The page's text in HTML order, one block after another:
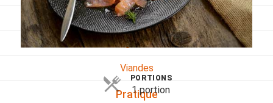
Sauces et accompagnements
Végétarien
Viandes
Pratique
PORTIONS
1 portion